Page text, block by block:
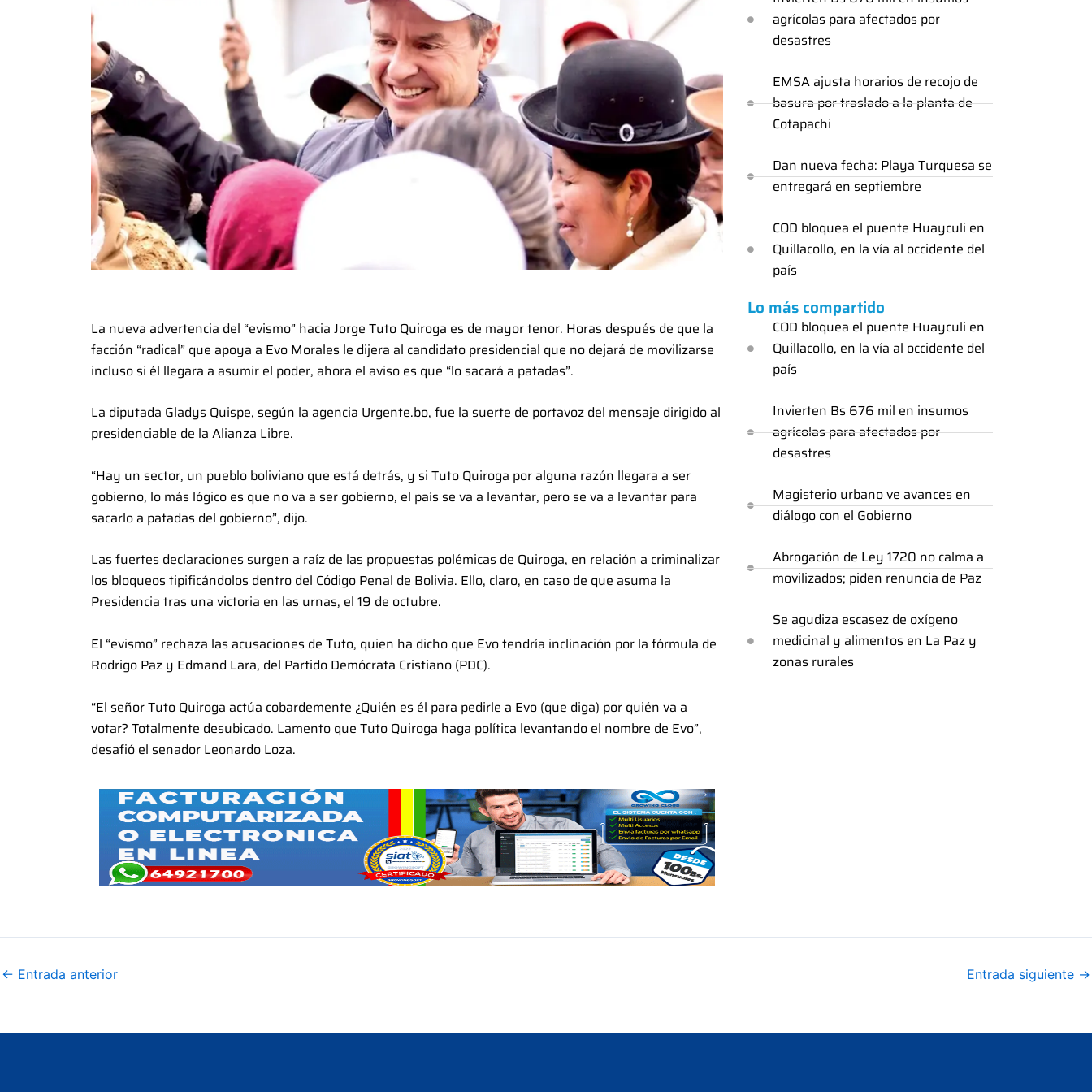
La nueva advertencia del “evismo” hacia Jorge Tuto Quiroga es de mayor tenor. Horas después de que la
facción “radical” que apoya a Evo Morales le dijera al candidato presidencial que no dejará de movilizarse
incluso si él llegara a asumir el poder, ahora el aviso es que “lo sacará a patadas”.
La diputada Gladys Quispe, según la agencia Urgente.bo, fue la suerte de portavoz del mensaje dirigido al
presidenciable de la Alianza Libre.
“Hay un sector, un pueblo boliviano que está detrás, y si Tuto Quiroga por alguna razón llegara a ser
gobierno, lo más lógico es que no va a ser gobierno, el país se va a levantar, pero se va a levantar para
sacarlo a patadas del gobierno”, dijo.
Las fuertes declaraciones surgen a raíz de las propuestas polémicas de Quiroga, en relación a criminalizar
los bloqueos tipificándolos dentro del Código Penal de Bolivia. Ello, claro, en caso de que asuma la
Presidencia tras una victoria en las urnas, el 19 de octubre.
El “evismo” rechaza las acusaciones de Tuto, quien ha dicho que Evo tendría inclinación por la fórmula de
Rodrigo Paz y Edmand Lara, del Partido Demócrata Cristiano (PDC).
“El señor Tuto Quiroga actúa cobardemente ¿Quién es él para pedirle a Evo (que diga) por quién va a
votar? Totalmente desubicado. Lamento que Tuto Quiroga haga política levantando el nombre de Evo”,
desafió el senador Leonardo Loza.
agrícolas para afectados por
desastres
EMSA ajusta horarios de recojo de
basura por traslado a la planta de
Cotapachi
Dan nueva fecha: Playa Turquesa se
entregará en septiembre
COD bloquea el puente Huayculi en
Quillacollo, en la vía al occidente del
país
Lo más compartido
COD bloquea el puente Huayculi en
Quillacollo, en la vía al occidente del
país
Invierten Bs 676 mil en insumos
agrícolas para afectados por
desastres
Magisterio urbano ve avances en
diálogo con el Gobierno
Abrogación de Ley 1720 no calma a
movilizados; piden renuncia de Paz
Se agudiza escasez de oxígeno
medicinal y alimentos en La Paz y
zonas rurales
← Entrada anterior Entrada siguiente →